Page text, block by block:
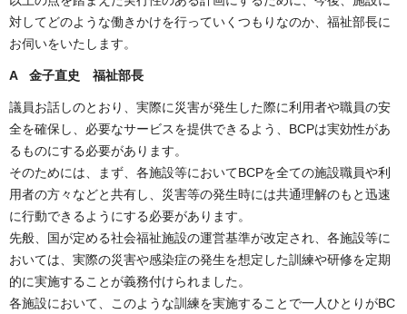
対してどのような働きかけを行っていくつもりなのか、福祉部長に
お伺いをいたします。
A 金子直史 福祉部長
議員お話しのとおり、実際に災害が発生した際に利用者や職員の安
全を確保し、必要なサービスを提供できるよう、BCPは実効性があ
るものにする必要があります。
そのためには、まず、各施設等においてBCPを全ての施設職員や利
用者の方々などと共有し、災害等の発生時には共通理解のもと迅速
に行動できるようにする必要があります。
先般、国が定める社会福祉施設の運営基準が改定され、各施設等に
おいては、実際の災害や感染症の発生を想定した訓練や研修を定期
的に実施することが義務付けられました。
各施設において、このような訓練を実施することで一人ひとりがBC